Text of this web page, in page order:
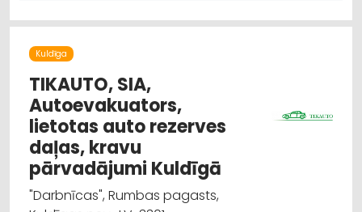
Kuldīga
TIKAUTO, SIA,
Autoevakuators,
lietotas auto rezerves
daļas, kravu
pārvadājumi Kuldīgā
"Darbnīcas", Rumbas pagasts,